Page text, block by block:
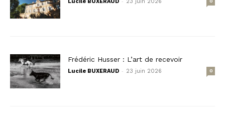
Frédéric Husser : L’art de recevoir
Lucile BUXERAUD - 23 juin 2026 0